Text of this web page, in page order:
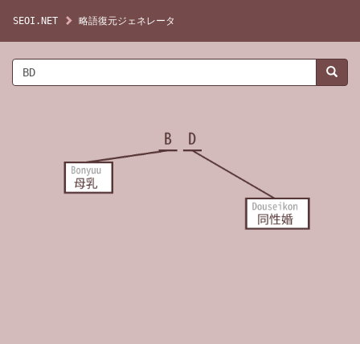
SEOI.NET 略語復元ジェネレータ